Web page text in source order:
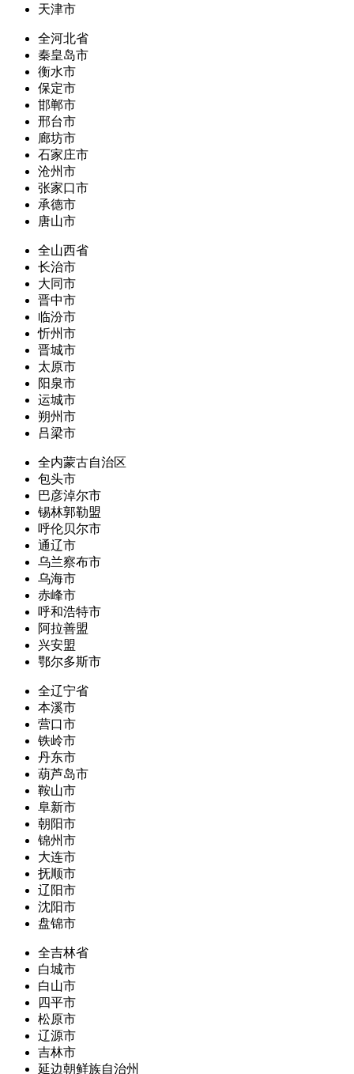
天津市
全河北省
秦皇岛市
衡水市
保定市
邯郸市
邢台市
廊坊市
石家庄市
沧州市
张家口市
承德市
唐山市
全山西省
长治市
大同市
晋中市
临汾市
忻州市
晋城市
太原市
阳泉市
运城市
朔州市
吕梁市
全内蒙古自治区
包头市
巴彦淖尔市
锡林郭勒盟
呼伦贝尔市
通辽市
乌兰察布市
乌海市
赤峰市
呼和浩特市
阿拉善盟
兴安盟
鄂尔多斯市
全辽宁省
本溪市
营口市
铁岭市
丹东市
葫芦岛市
鞍山市
阜新市
朝阳市
锦州市
大连市
抚顺市
辽阳市
沈阳市
盘锦市
全吉林省
白城市
白山市
四平市
松原市
辽源市
吉林市
延边朝鲜族自治州